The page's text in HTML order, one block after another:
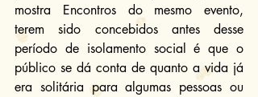
mostra Encontros do mesmo evento,
terem sido concebidos antes desse
período de isolamento social é que o
público se dá conta de quanto a vida já
era solitária para algumas pessoas ou